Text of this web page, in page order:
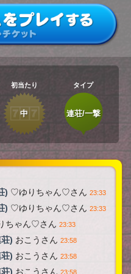
初当たり
中
タイプ
連荘/一撃
) ♡ゆりちゃん♡さん 23:33
) ♡ゆりちゃん♡さん 23:33
ちゃん♡さん 23:33
) おこうさん 23:58
) おこうさん 23:58
) おこうさん 23:58